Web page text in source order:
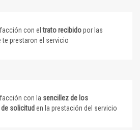
con eltrato recibidopor las
te prestaron el servicio
con la sencillez de los
solicitud en la prestación del servicio